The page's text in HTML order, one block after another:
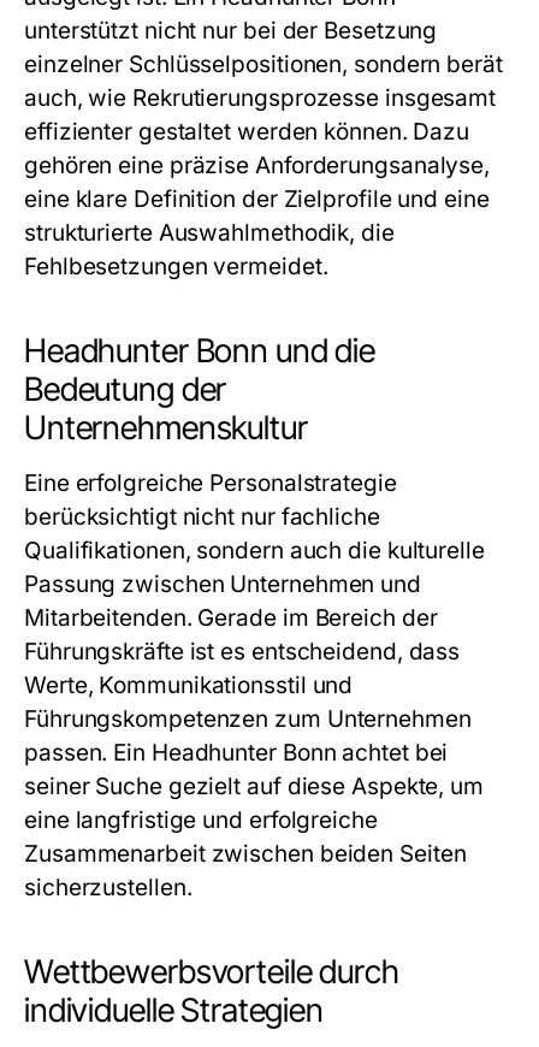
unterstützt nicht nur bei der Besetzung
einzelner Schlüsselpositionen, sondern berät
auch, wie Rekrutierungsprozesse insgesamt
effizienter gestaltet werden können. Dazu
gehören eine präzise Anforderungsanalyse,
eine klare Definition der Zielprofile und eine
strukturierte Auswahlmethodik, die
Fehlbesetzungen vermeidet.
Headhunter Bonn und die
Bedeutung der
Unternehmenskultur
Eine erfolgreiche Personalstrategie
berücksichtigt nicht nur fachliche
Qualifikationen, sondern auch die kulturelle
Passung zwischen Unternehmen und
Mitarbeitenden. Gerade im Bereich der
Führungskräfte ist es entscheidend, dass
Werte, Kommunikationsstil und
Führungskompetenzen zum Unternehmen
passen. Ein Headhunter Bonn achtet bei
seiner Suche gezielt auf diese Aspekte, um
eine langfristige und erfolgreiche
Zusammenarbeit zwischen beiden Seiten
sicherzustellen.
Wettbewerbsvorteile durch
individuelle Strategien